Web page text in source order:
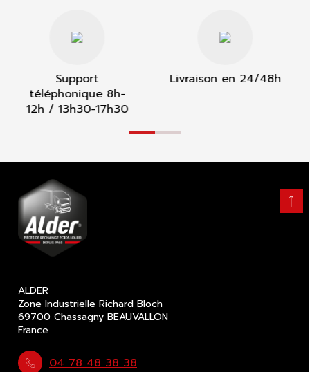
Livraison en 24/48h
La garantie du
haut
ALDER
Zone Industrielle Richard Bloch
69700 Chassagny BEAUVALLON
France
04 78 48 38 38